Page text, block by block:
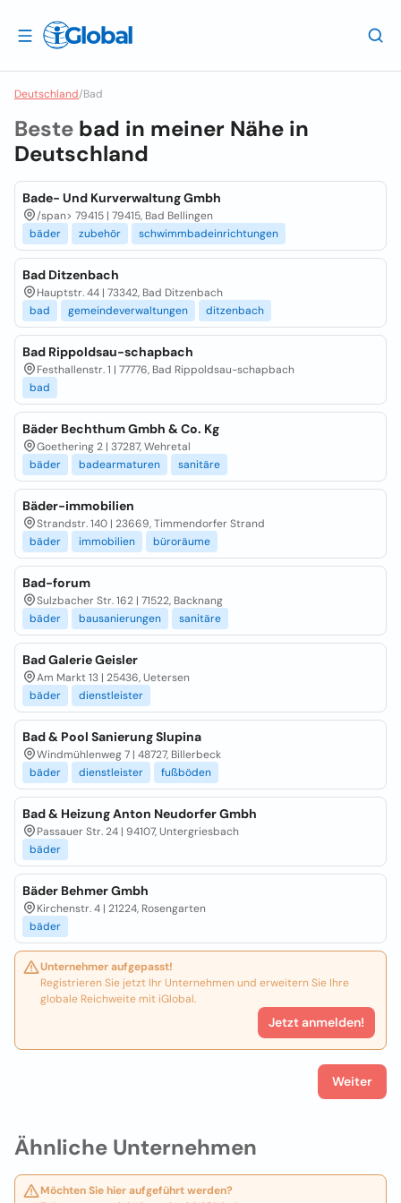
Deutschland/Bad
Ähnliche Unternehmen
Möchten Sie hier aufgeführt werden?
Beste bad in meiner Nähe in
Deutschland
Bade- Und Kurverwaltung Gmbh
/span> 79415 | 79415, Bad Bellingen
bäder
zubehör schwimmbadeinrichtungen
Bad Ditzenbach
Hauptstr. 44 | 73342, Bad Ditzenbach
bad
gemeindeverwaltungen ditzenbach
Bad Rippoldsau-schapbach
Festhallenstr. 1 | 77776, Bad Rippoldsau-schapbach
bad
Bäder Bechthum Gmbh & Co. Kg
Goethering 2 | 37287, Wehretal
bäder
badearmaturen sanitäre
Bäder-immobilien
Strandstr. 140 | 23669, Timmendorfer Strand
bäder
immobilien büroräume
Bad-forum
Sulzbacher Str. 162 | 71522, Backnang
bäder
bausanierungen sanitäre
Bad Galerie Geisler
Am Markt 13 | 25436, Uetersen
bäder
dienstleister
Bad & Pool Sanierung Slupina
Windmühlenweg 7 | 48727, Billerbeck
bäder
dienstleister fußböden
Bad & Heizung Anton Neudorfer Gmbh
Passauer Str. 24 | 94107, Untergriesbach
bäder
Bäder Behmer Gmbh
Kirchenstr. 4 | 21224, Rosengarten
bäder
Unternehmer aufgepasst!
Registrieren Sie jetzt Ihr Unternehmen und erweitern Sie Ihre
globale Reichweite mit iGlobal.
Jetzt anmelden!
Weiter